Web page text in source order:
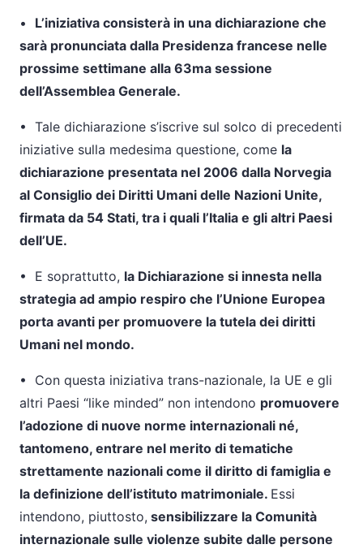
•
L’iniziativa consisterà in una dichiarazione che
sarà pronunciata dalla Presidenza francese nelle
prossime settimane alla 63ma sessione
dell’Assemblea Generale.
• Tale dichiarazione s’iscrive sul solco di precedenti
iniziative sulla medesima questione, come la
dichiarazione presentata nel 2006 dalla Norvegia
al Consiglio dei Diritti Umani delle Nazioni Unite,
firmata da 54 Stati, tra i quali l’Italia e gli altri Paesi
dell’UE.
• E soprattutto, la Dichiarazione si innesta nella
strategia ad ampio respiro che l’Unione Europea
porta avanti per promuovere la tutela dei diritti
Umani nel mondo.
•
Con questa iniziativa trans-nazionale, la UE e gli
altri Paesi “like minded” non intendono promuovere
l’adozione di nuove norme internazionali né,
tantomeno, entrare nel merito di tematiche
strettamente nazionali come il diritto di famiglia e
la definizione dell’istituto matrimoniale. Essi
intendono, piuttosto, sensibilizzare la Comunità
internazionale sulle violenze subite dalle persone